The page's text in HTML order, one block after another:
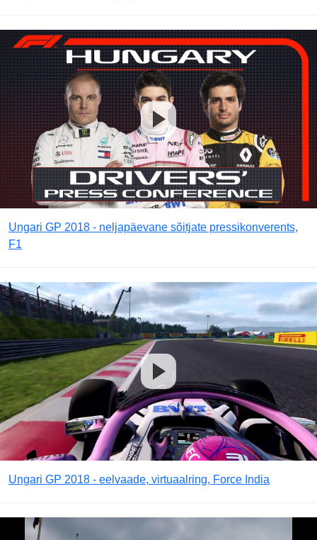
Ungari GP 2018 - neljapäevane sõitjate pressikonverents,
F1
Ungari GP 2018 - eelvaade, virtuaalring, Force India